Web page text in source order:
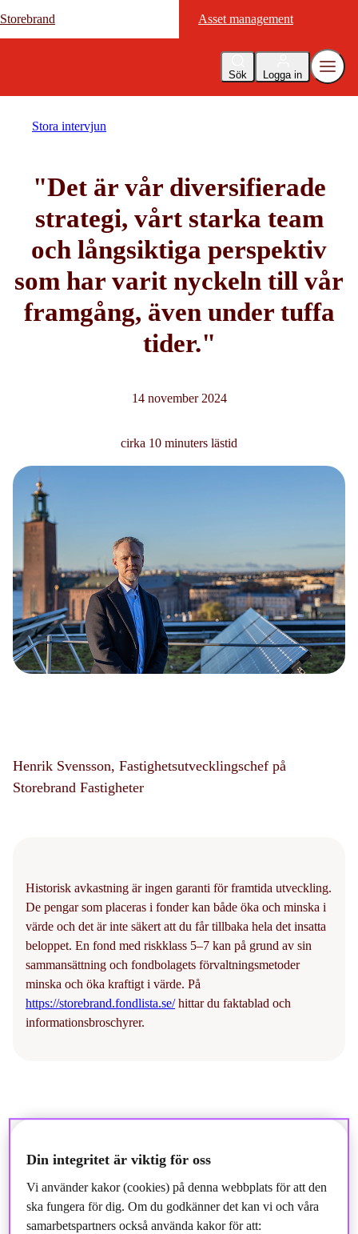
Storebrand Asset management
Sök Logga in
Storebrand Asset management
Stora intervjun
"Det är vår diversifierade
strategi, vårt starka team
och långsiktiga perspektiv
som har varit nyckeln till vår
framgång, även under tuffa
tider."
14 november 2024
cirka 10 minuters lästid
Henrik Svensson, Fastighetsutvecklingschef på
Storebrand Fastigheter
Historisk avkastning är ingen garanti för framtida utveckling.
De pengar som placeras i fonder kan både öka och minska i
värde och det är inte säkert att du får tillbaka hela det insatta
beloppet. En fond med riskklass 5–7 kan på grund av sin
sammansättning och fondbolagets förvaltningsmetoder
minska och öka kraftigt i värde. På
https://storebrand.fondlista.se/hittar du faktablad och
informationsbroschyrer.
Av Natalie Westermark
Investeringar innebär en risk. Produkter inom alternativa
investeringar riktar sig endast till institutionella investerare.
Din integritet är viktig för oss
Vi använder kakor (cookies) på denna webbplats för att den
ska fungera för dig. Om du godkänner det kan vi och våra
samarbetspartners också använda kakor för att: